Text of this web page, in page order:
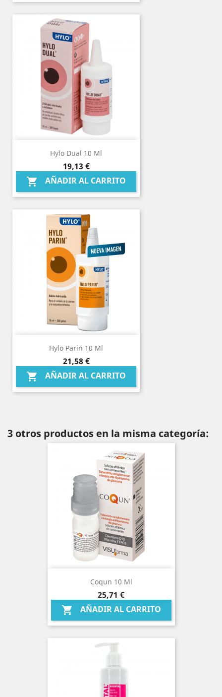
Hylo Dual 10 Ml
Precio
19,13 €
 AÑADIR AL CARRITO
Hylo Parin 10 Ml
Precio
21,58 €
 AÑADIR AL CARRITO
3 otros productos en la misma categoría:
Coqun 10 Ml
Precio
25,71 €
 AÑADIR AL CARRITO